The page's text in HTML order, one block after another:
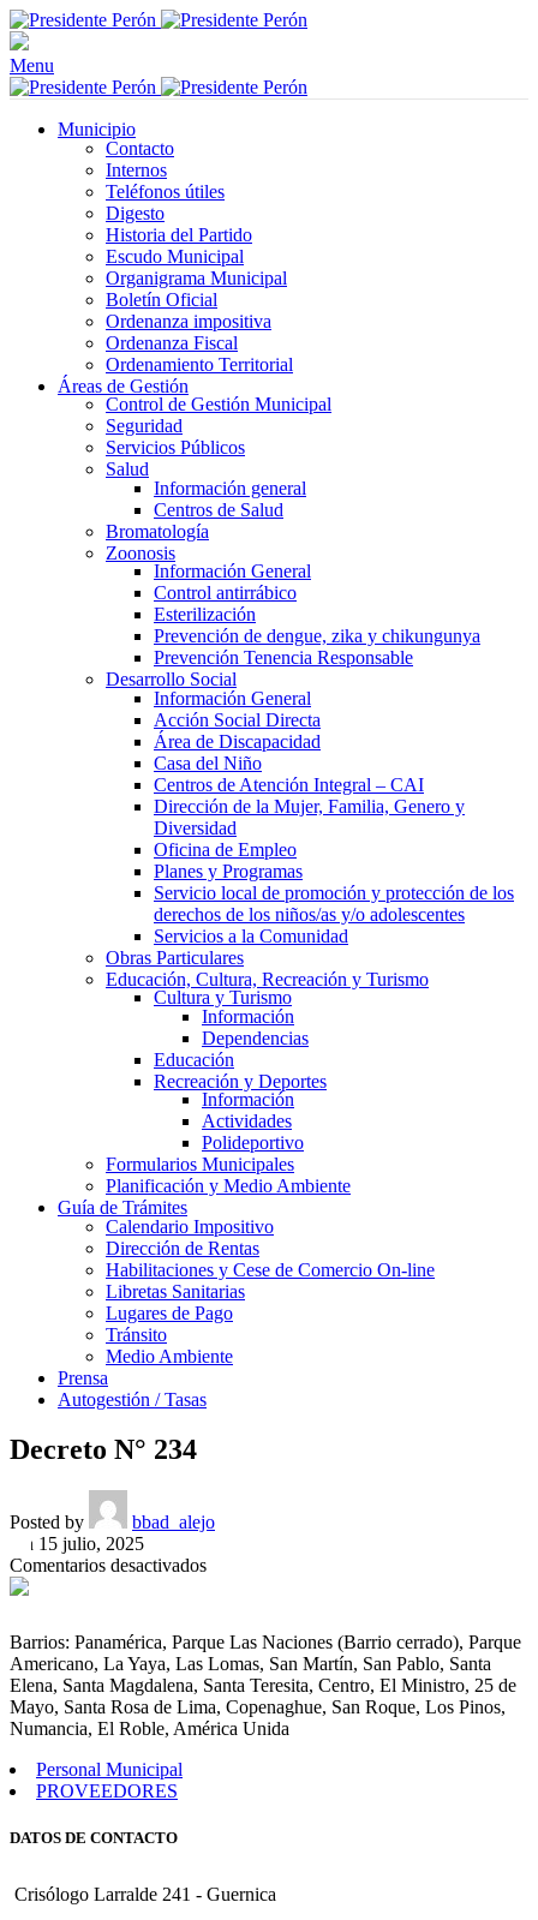
Menu
Municipio
Contacto
Internos
Teléfonos útiles
Digesto
Historia del Partido
Escudo Municipal
Organigrama Municipal
Boletín Oficial
Ordenanza impositiva
Ordenanza Fiscal
Ordenamiento Territorial
Áreas de Gestión
Control de Gestión Municipal
Seguridad
Servicios Públicos
Salud
Información general
Centros de Salud
Bromatología
Zoonosis
Información General
Control antirrábico
Esterilización
Prevención de dengue, zika y chikungunya
Prevención Tenencia Responsable
Desarrollo Social
Información General
Acción Social Directa
Área de Discapacidad
Casa del Niño
Centros de Atención Integral – CAI
Dirección de la Mujer, Familia, Genero y
Diversidad
Oficina de Empleo
Planes y Programas
Servicio local de promoción y protección de los
derechos de los niños/as y/o adolescentes
Servicios a la Comunidad
Obras Particulares
Educación, Cultura, Recreación y Turismo
Cultura y Turismo
Información
Dependencias
Educación
Recreación y Deportes
Información
Actividades
Polideportivo
Formularios Municipales
Planificación y Medio Ambiente
Guía de Trámites
Calendario Impositivo
Dirección de Rentas
Habilitaciones y Cese de Comercio On-line
Libretas Sanitarias
Lugares de Pago
Tránsito
Medio Ambiente
Prensa
Autogestión / Tasas
Decreto N° 234
Posted by
bbad_alejo
On 15 julio, 2025
Comentarios desactivadosen
Barrios: Panamérica, Parque Las Naciones (Barrio cerrado), Parque
Americano, La Yaya, Las Lomas, San Martín, San Pablo, Santa
Elena, Santa Magdalena, Santa Teresita, Centro, El Ministro, 25 de
Mayo, Santa Rosa de Lima, Copenaghue, San Roque, Los Pinos,
Numancia, El Roble, América Unida
Personal Municipal
PROVEEDORES
DATOS DE CONTACTO
Crisólogo Larralde 241 - Guernica